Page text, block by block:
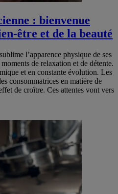
: bienvenue
être et de la beauté
l’apparence physique de ses
de relaxation et de détente.
et en constante évolution. Les
consommatrices en matière de
de croître. Ces attentes vont vers